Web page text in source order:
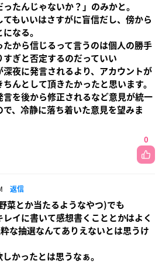
たんじゃないか？」のみかと。
もいいはさすがに盲信だし、傍から
なる。
から信じるって言うのは個人の勝手
ぎと否定するのだっていい
深夜に発言されるより、アカウントが
んとして頂きたかったと思います。
を後から修正されるなど意見が統一
、冷静に落ち着いた意見を望みま
0
返信
菜とか当たるようなやつ)でも
イに書いて感想書くこととかはよく
な抽選なんてありえないとは思うけ
かったとは思うなぁ。